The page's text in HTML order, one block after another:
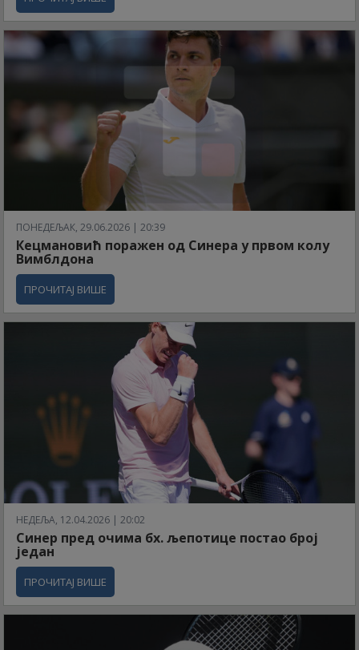
ПОНЕДЕЉАК, 29.06.2026 | 20:39
Кецмановић поражен од Синера у првом колу
Вимблдона
ПРОЧИТАЈ ВИШЕ
НЕДЕЉА, 12.04.2026 | 20:02
Синер пред очима бх. љепотице постао број
један
ПРОЧИТАЈ ВИШЕ